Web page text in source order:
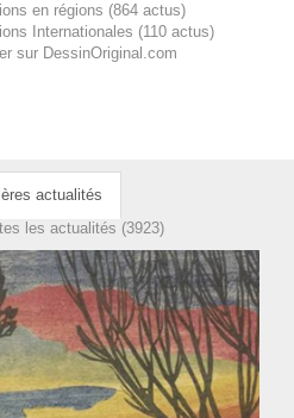
en régions (864 actus)
Internationales (110 actus)
sur DessinOriginal.com
actualités
les actualités (3923)